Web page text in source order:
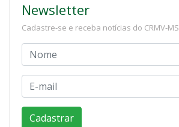
Newsletter
Cadastre-se e receba notícias do CRMV-MS